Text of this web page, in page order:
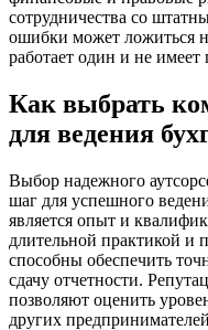
сотрудничества со
ошибки может ложиться
работает один и не
Как выбрать
для ведения
Выбор надежного
шаг для успешного
является опыт и
длительной практикой и
способны обеспечить
сдачу отчетности.
позволяют оценить
других